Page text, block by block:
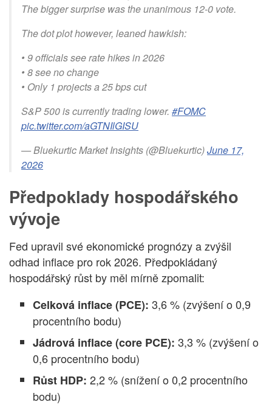
The bigger surprise was the unanimous 12-0 vote.
The dot plot however, leaned hawkish:
• 9 officials see rate hikes in 2026
• 8 see no change
• Only 1 projects a 25 bps cut
S&P 500 is currently trading lower. #FOMC
pic.twitter.com/aGTNIlGISU
— Bluekurtic Market Insights (@Bluekurtic)June 17,
2026
Předpoklady hospodářského
vývoje
Fed upravil své ekonomické prognózy a zvýšil
odhad inflace pro rok 2026. Předpokládaný
hospodářský růst by měl mírně zpomalit:
Celková inflace (PCE): 3,6 % (zvýšení o 0,9
procentního bodu)
Jádrová inflace (core PCE): 3,3 % (zvýšení o
0,6 procentního bodu)
Růst HDP: 2,2 % (snížení o 0,2 procentního
bodu)